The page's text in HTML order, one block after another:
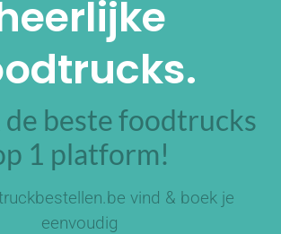
beste foodtrucks
1 platform!
vind & boek je
eenvoudig